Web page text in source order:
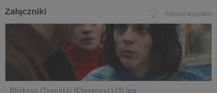
Załączniki Pobierz wszystkie
Bliskosc (Tesnota) (Closeness) (3).jpg